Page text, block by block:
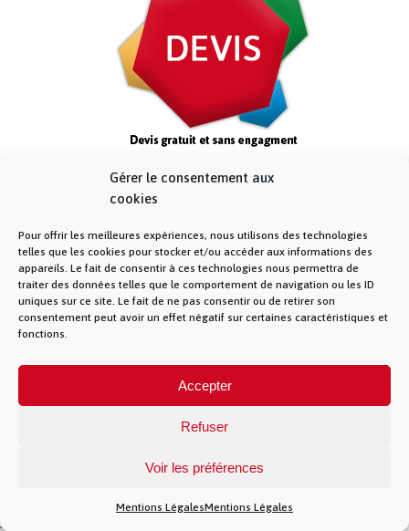
Gérer le consentement aux
cookies
Pour offrir les meilleures expériences, nous utilisons des technologies
telles que les cookies pour stocker et/ou accéder aux informations des
appareils. Le fait de consentir à ces technologies nous permettra de
traiter des données telles que le comportement de navigation ou les ID
uniques sur ce site. Le fait de ne pas consentir ou de retirer son
consentement peut avoir un effet négatif sur certaines caractéristiques et
fonctions.
Accepter
Refuser
Voir les préférences
Mentions LégalesMentions Légales
allée des chevreuils – 69380 Lissieu – 04 28 28 28
28 –Contact– La Fibre Lyonnaise est une
marque de la société Muona SAS
})(jQuery)